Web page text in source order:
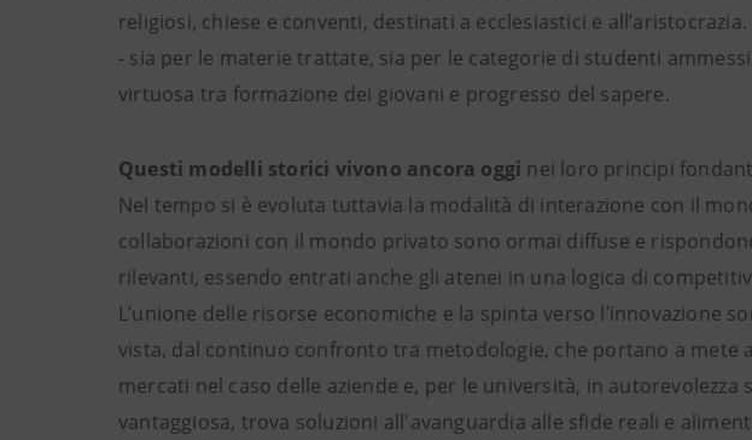
religiosi, chiese e conventi, destinati a ecclesiastici e
- sia per le materie trattate, sia per le categorie di studenti
virtuosa tra formazione dei giovani e progresso del sapere.
Questi modelli storici vivono ancora oggi nei loro principi
Nel tempo si è evoluta tuttavia la modalità di interazione con il
collaborazioni con il mondo privato sono ormai diffuse e
rilevanti, essendo entrati anche gli atenei in una logica di
L’unione delle risorse economiche e la spinta verso l’innovazione
vista, dal continuo confronto tra metodologie, che portano a mete
mercati nel caso delle aziende e, per le università, in
vantaggiosa, trova soluzioni all'avanguardia alle sfide reali e